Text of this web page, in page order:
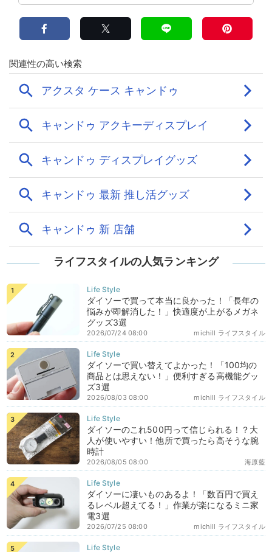
ライフスタイルの人気ランキング
ダイソーで買って本当に良かった！「長年の
悩みが即解消した！」快適度が上がるメガネ
グッズ3選
michill ライフスタイル
2026/07/24 08:00
ダイソーで買い替えてよかった！「100均の
商品とは思えない！」便利すぎる高機能グッ
ズ3選
michill ライフスタイル
2026/08/03 08:00
ダイソーのこれ500円って信じられる！？大
人が使いやすい！他所で買ったら高そうな腕
時計
海原藍
2026/08/05 08:00
ダイソーに凄いものあるよ！「数百円で買え
るレベル超えてる！」作業が楽になるミニ家
電3選
michill ライフスタイル
2026/07/25 08:00